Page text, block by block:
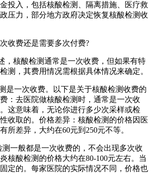
投入，包括核酸检测、隔离措施、医疗救
压力，部分地方政府决定恢复核酸检测收
收费还是需要多次付费?
，核酸检测通常是一次收费，但如果有特
测，其费用情况需根据具体情况来确定。
是一次收费。以下是关于核酸检测收费的
：去医院做核酸检测时，通常是一次收
这意味着，无论你进行多少次采样或检
收取的。价格差异：核酸检测的价格因医
所差异，大约在60元到250元不等。
测一般都是一次收费的，不会出现多次收
核酸检测的价格大约在80-100元左右。当
定的。每家医院的实际情况不同，价格也